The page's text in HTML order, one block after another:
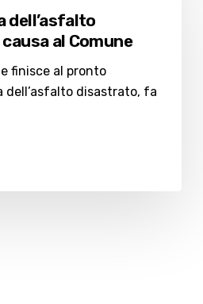
dell’asfalto
al Comune
finisce al pronto
dell’asfalto disastrato, fa